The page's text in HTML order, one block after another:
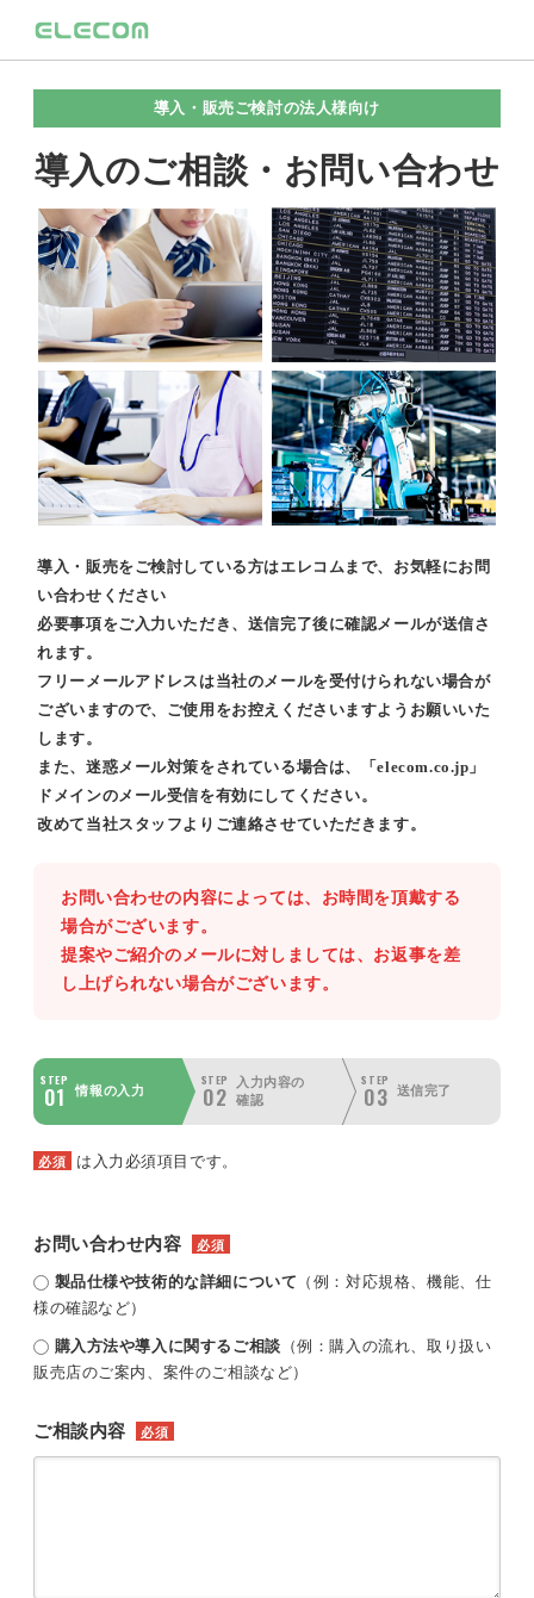
導入・販売ご検討の法人様向け
導入のご相談・お問い合わせ
導入・販売をご検討している方はエレコムまで、お気軽にお問
い合わせください
必要事項をご入力いただき、送信完了後に確認メールが送信さ
れます。
フリーメールアドレスは当社のメールを受付けられない場合が
ございますので、ご使用をお控えくださいますようお願いいた
します。
また、迷惑メール対策をされている場合は、「elecom.co.jp」
ドメインのメール受信を有効にしてください。
改めて当社スタッフよりご連絡させていただきます。
お問い合わせの内容によっては、お時間を頂戴する
場合がございます。
提案やご紹介のメールに対しましては、お返事を差
し上げられない場合がございます。
STEP
01 情報の入力
STEP
02
入力内容の
確認
STEP
03 送信完了
必須 は入力必須項目です。
お問い合わせ内容 必須
製品仕様や技術的な詳細について （例：対応規格、機能、仕
様の確認など）
購入方法や導入に関するご相談 （例：購入の流れ、取り扱い
販売店のご案内、案件のご相談など）
ご相談内容 必須